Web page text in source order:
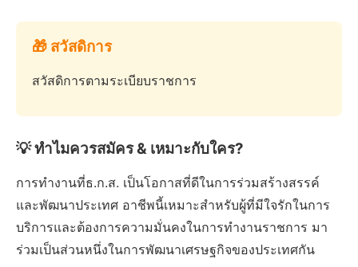
🎁 สวัสดิการ
สวัสดิการตามระเบียบราชการ
💡 ทำไมควรสมัคร & เหมาะกับใคร?
การทำงานที่ธ.ก.ส. เป็นโอกาสที่ดีในการร่วมสร้างสรรค์
และพัฒนาประเทศ อาชีพนี้เหมาะสำหรับผู้ที่มีใจรักในการ
บริการและต้องการความมั่นคงในการทำงานราชการ มา
ร่วมเป็นส่วนหนึ่งในการพัฒนาเศรษฐกิจของประเทศกัน